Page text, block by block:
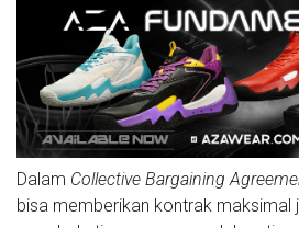
Dalam Collective Bargaining
bisa memberikan kontrak maksimal